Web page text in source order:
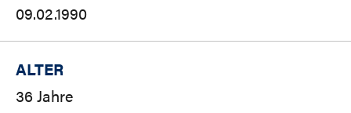
09.02.1990
ALTER
36 Jahre